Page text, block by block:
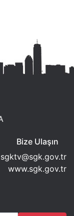
Bize Ulaşın
sgktv@sgk.gov.tr
www.sgk.gov.tr